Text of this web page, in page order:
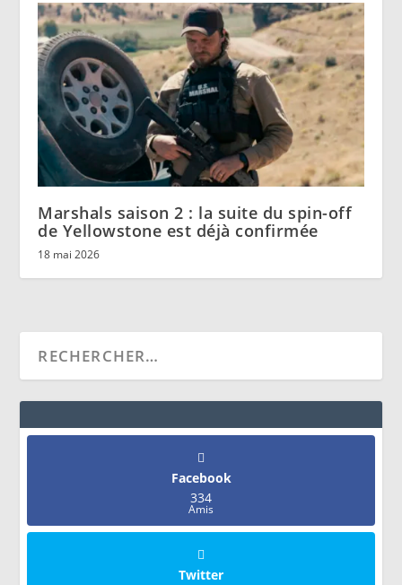
Marshals saison 2 : la suite du spin-off
de Yellowstone est déjà confirmée
18 mai 2026
Facebook
334
Amis
Twitter